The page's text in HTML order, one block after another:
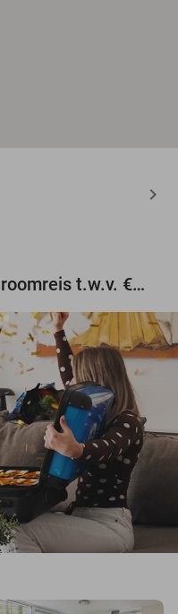
Maak gratis kans op een droomreis t.w.v. €3.000!